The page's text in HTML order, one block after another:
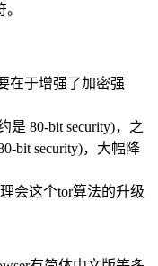
在于增强了加密强
是 80-bit security)，之
bit security)，大幅降
会这个tor算法的升级